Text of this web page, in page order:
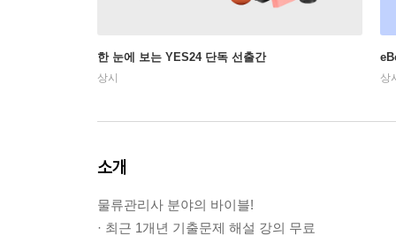
한 눈에 보는 YES24 단독 선출간
상시 상
소개
물류관리사 분야의 바이블!
· 최근 1개년 기출문제 해설 강의 무료